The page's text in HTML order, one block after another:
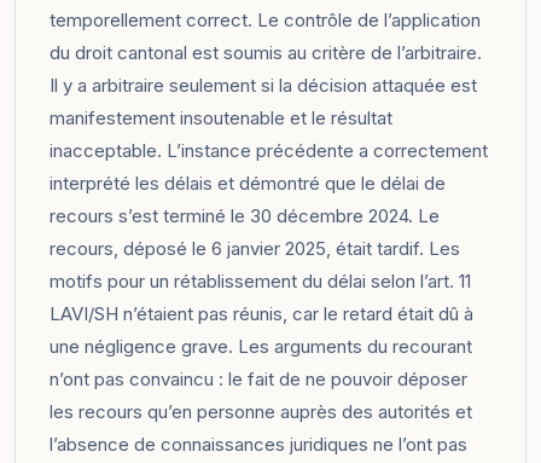
temporellement correct. Le contrôle de l’application
du droit cantonal est soumis au critère de l’arbitraire.
Il y a arbitraire seulement si la décision attaquée est
manifestement insoutenable et le résultat
inacceptable. L’instance précédente a correctement
interprété les délais et démontré que le délai de
recours s’est terminé le 30 décembre 2024. Le
recours, déposé le 6 janvier 2025, était tardif. Les
motifs pour un rétablissement du délai selon l’art. 11
LAVI/SH n’étaient pas réunis, car le retard était dû à
une négligence grave. Les arguments du recourant
n’ont pas convaincu : le fait de ne pouvoir déposer
les recours qu’en personne auprès des autorités et
l’absence de connaissances juridiques ne l’ont pas